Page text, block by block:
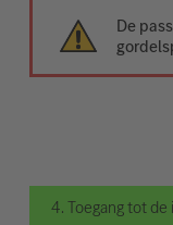
De
4. Toegang tot